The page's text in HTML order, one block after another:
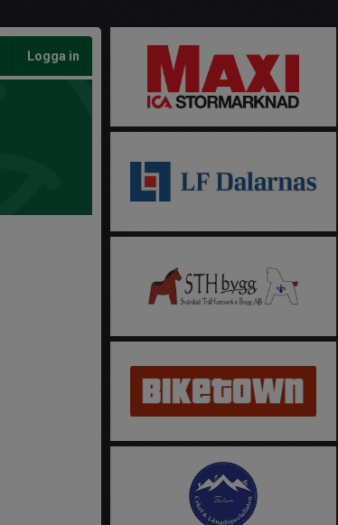
Logga in